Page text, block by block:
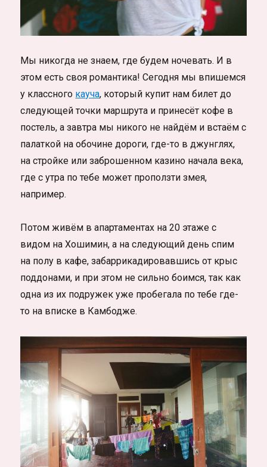
Мы никогда не знаем, где будем ночевать. И в
этом есть своя романтика! Сегодня мы впишемся
у классного кауча, который купит нам билет до
следующей точки маршрута и принесёт кофе в
постель, а завтра мы никого не найдём и встаём с
палаткой на обочине дороги, где-то в джунглях,
на стройке или заброшенном казино начала века,
где с утра по тебе может проползти змея,
например.
Потом живём в апартаментах на 20 этаже с
видом на Хошимин, а на следующий день спим
на полу в кафе, забаррикадировавшись от крыс
поддонами, и при этом не сильно боимся, так как
одна из их подружек уже пробегала по тебе где-
то на вписке в Камбодже.